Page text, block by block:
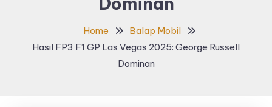
Home
Balap Mobil
Hasil FP3 F1 GP Las Vegas 2025: George Russell
Dominan